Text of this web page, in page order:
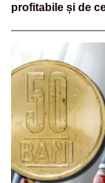
profitabile și de